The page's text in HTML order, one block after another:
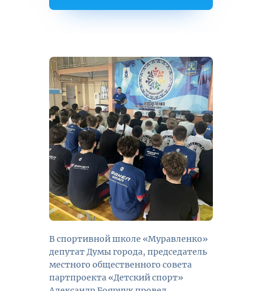
В спортивной школе «Муравленко»
депутат Думы города, председатель
местного общественного совета
партпроекта «Детский спорт»